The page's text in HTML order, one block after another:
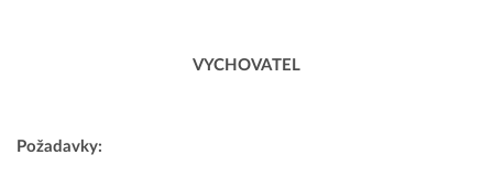
VYCHOVATEL
Požadavky: